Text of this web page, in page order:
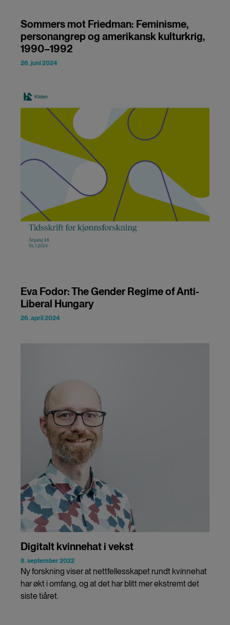
Sommers mot Friedman: Feminisme,
personangrep og amerikansk kulturkrig,
1990–1992
26. juni 2024
Eva Fodor: The Gender Regime of Anti-
Liberal Hungary
26. april 2024
Digitalt kvinnehat i vekst
8. september 2022
Ny forskning viser at nettfellesskapet rundt kvinnehat
har økt i omfang, og at det har blitt mer ekstremt det
siste tiåret.